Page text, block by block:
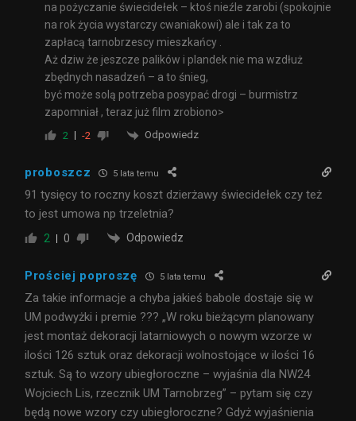
na pożyczanie świecidełek – ktoś nieźle zarobi (spokojnie
na rok życia wystarczy cwaniakowi) ale i tak za to
zapłacą tarnobrzescy mieszkańcy .
Aż dziw że jeszcze palików i plandek nie ma wzdłuż
zbędnych nasadzeń – a to śnieg,
być może solą potrzeba posypać drogi – burmistrz
zapomniał , teraz już film zrobiono>
2 -2 Odpowiedz
proboszcz 5 lata temu
91 tysięcy to roczny koszt dzierżawy świecidełek czy też
to jest umowa np trzeletnia?
2 0 Odpowiedz
Prościej poproszę 5 lata temu
Za takie informacje a chyba jakieś babole dostaje się w
UM podwyżki i premie ??? „W roku bieżącym planowany
jest montaż dekoracji latarniowych o nowym wzorze w
ilości 126 sztuk oraz dekoracji wolnostojące w ilości 16
sztuk. Są to wzory ubiegłoroczne – wyjaśnia dla NW24
Wojciech Lis, rzecznik UM Tarnobrzeg” – pytam się czy
będą nowe wzory czy ubiegłoroczne? Gdyż wyjaśnienia